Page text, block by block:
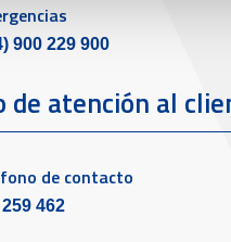
900 229 900
de atención al
de contacto
462